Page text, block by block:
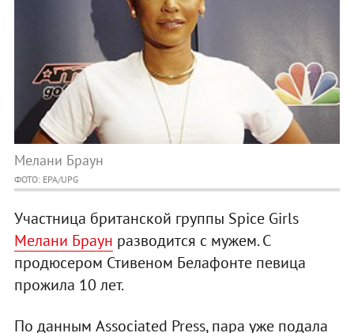
Мелани Браун
ФОТО: EPA/UPG
Участница британской группы Spice Girls
Мелани Браун разводится с мужем. С
продюсером Стивеном Белафонте певица
прожила 10 лет.
По данным Associated Press, пара уже подала